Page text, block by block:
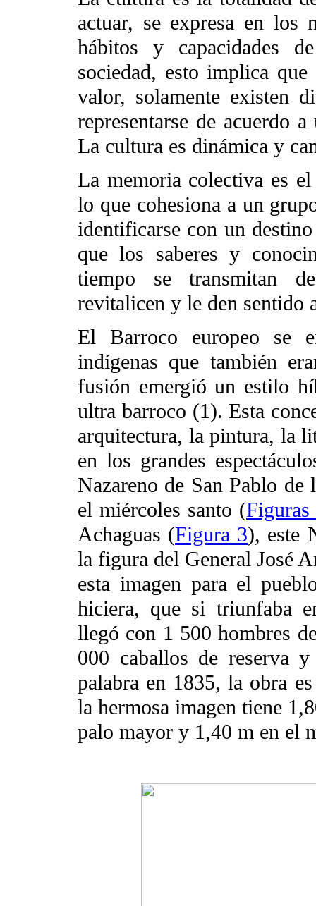
actuar, se expresa en los
hábitos y capacidades
sociedad, esto implica
valor, solamente existen
representarse de acuerdo
La cultura es dinámica y
La memoria colectiva es
lo que cohesiona a un
identificarse con un
que los saberes y
tiempo se transmitan
revitalicen y le den sentido
El Barroco europeo se
indígenas que también
fusión emergió un estilo
ultra barroco (1). Esta
arquitectura, la pintura, la
en los grandes
Nazareno de San Pablo de
el miércoles santo (Figuras
Achaguas (Figura 3), este
la figura del General José
esta imagen para el
hiciera, que si triunfaba
llegó con 1 500 hombres
000 caballos de reserva
palabra en 1835, la obra
la hermosa imagen tiene
palo mayor y 1,40 m en el